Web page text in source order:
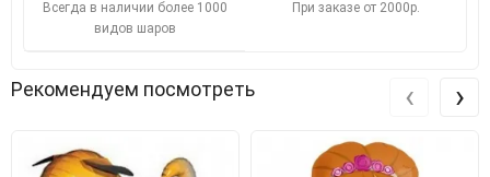
Всегда в наличии более 1000
видов шаров
При заказе от 2000р.
Рекомендуем посмотреть ‹ ›